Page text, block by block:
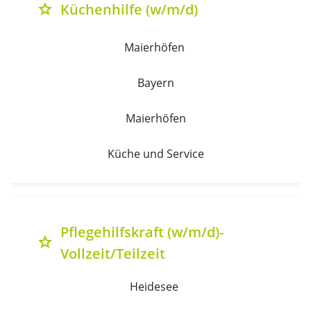
grade Küchenhilfe (w/m/d)
Maierhöfen
Bayern
Maierhöfen
Küche und Service
grade
Pflegehilfskraft (w/m/d)-
Vollzeit/Teilzeit
Heidesee